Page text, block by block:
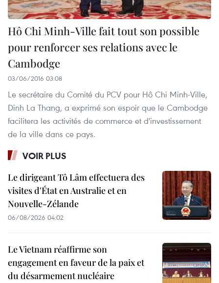
Hô Chi Minh-Ville fait tout son possible
pour renforcer ses relations avec le
Cambodge
03/06/2016 03:08
Le secrétaire du Comité du PCV pour Hô Chi Minh-Ville,
Dinh La Thang, a exprimé son espoir que le Cambodge
facilitera les activités de commerce et d'investissement
de la ville dans ce pays.
VOIR PLUS
Le dirigeant Tô Lâm effectuera des
visites d'État en Australie et en
Nouvelle-Zélande
06/08/2026 04:02
Le Vietnam réaffirme son
engagement en faveur de la paix et
du désarmement nucléaire